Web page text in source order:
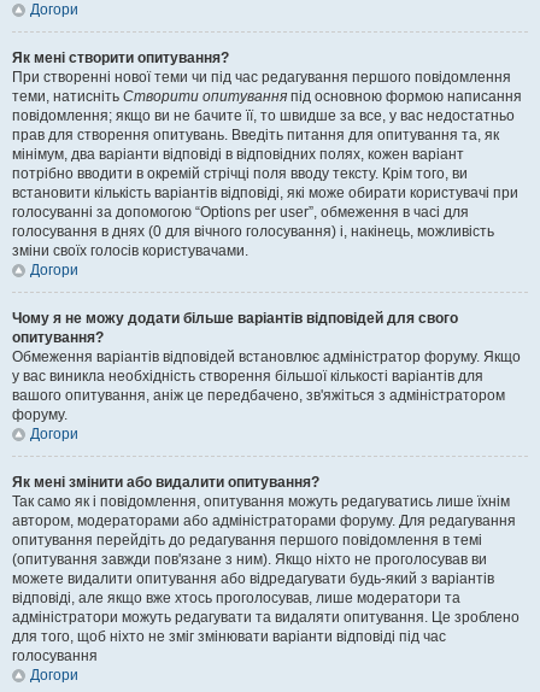
Догори
Як мені створити опитування?
При створенні нової теми чи під час редагування першого повідомлення
теми, натисніть Створити опитування під основною формою написання
повідомлення; якщо ви не бачите її, то швидше за все, у вас недостатньо
прав для створення опитувань. Введіть питання для опитування та, як
мінімум, два варіанти відповіді в відповідних полях, кожен варіант
потрібно вводити в окремій стрічці поля вводу тексту. Крім того, ви
встановити кількість варіантів відповіді, які може обирати користувачі при
голосуванні за допомогою “Options per user”, обмеження в часі для
голосування в днях (0 для вічного голосування) і, накінець, можливість
зміни своїх голосів користувачами.
Догори
Чому я не можу додати більше варіантів відповідей для свого
опитування?
Обмеження варіантів відповідей встановлює адміністратор форуму. Якщо
у вас виникла необхідність створення більшої кількості варіантів для
вашого опитування, аніж це передбачено, зв'яжіться з адміністратором
форуму.
Догори
Як мені змінити або видалити опитування?
Так само як і повідомлення, опитування можуть редагуватись лише їхнім
автором, модераторами або адміністраторами форуму. Для редагування
опитування перейдіть до редагування першого повідомлення в темі
(опитування завжди пов'язане з ним). Якщо ніхто не проголосував ви
можете видалити опитування або відредагувати будь-який з варіантів
відповіді, але якщо вже хтось проголосував, лише модератори та
адміністратори можуть редагувати та видаляти опитування. Це зроблено
для того, щоб ніхто не зміг змінювати варіанти відповіді під час
голосування
Догори